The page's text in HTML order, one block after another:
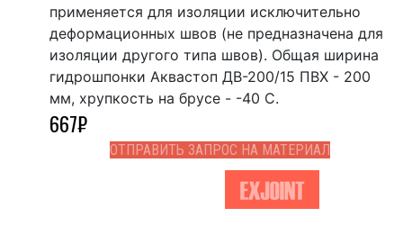
применяется для изоляции исключительно
деформационных швов (не предназначена для
изоляции другого типа швов). Общая ширина
гидрошпонки Аквастоп ДВ-200/15 ПВХ - 200
мм, хрупкость на брусе - -40 С.
667₽
ОТПРАВИТЬ ЗАПРОС НА МАТЕРИАЛ